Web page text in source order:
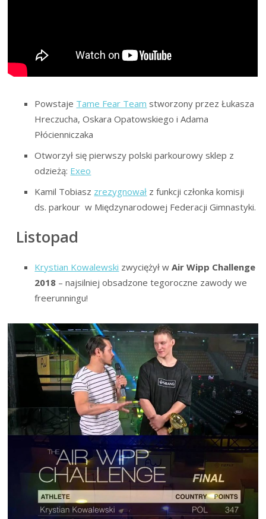
Powstaje Tame Fear Team stworzony przez Łukasza
Hreczucha, Oskara Opatowskiego i Adama
Płócienniczaka
Otworzył się pierwszy polski parkourowy sklep z
odzieżą: Exeo
Kamil Tobiasz zrezygnował z funkcji członka komisji
ds. parkour w Międzynarodowej Federacji Gimnastyki.
Listopad
Krystian Kowalewski zwyciężył wAir Wipp Challenge
2018 – najsilniej obsadzone tegoroczne zawody we
freerunningu!